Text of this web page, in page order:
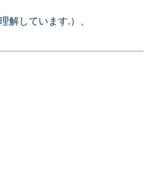
解しています.）、